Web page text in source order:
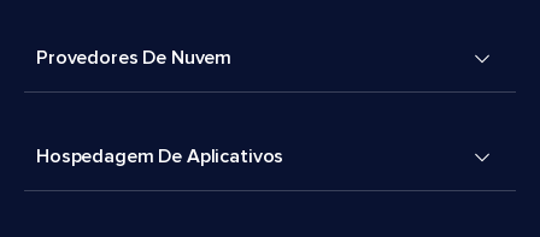
Provedores De Nuvem
Hospedagem De Aplicativos